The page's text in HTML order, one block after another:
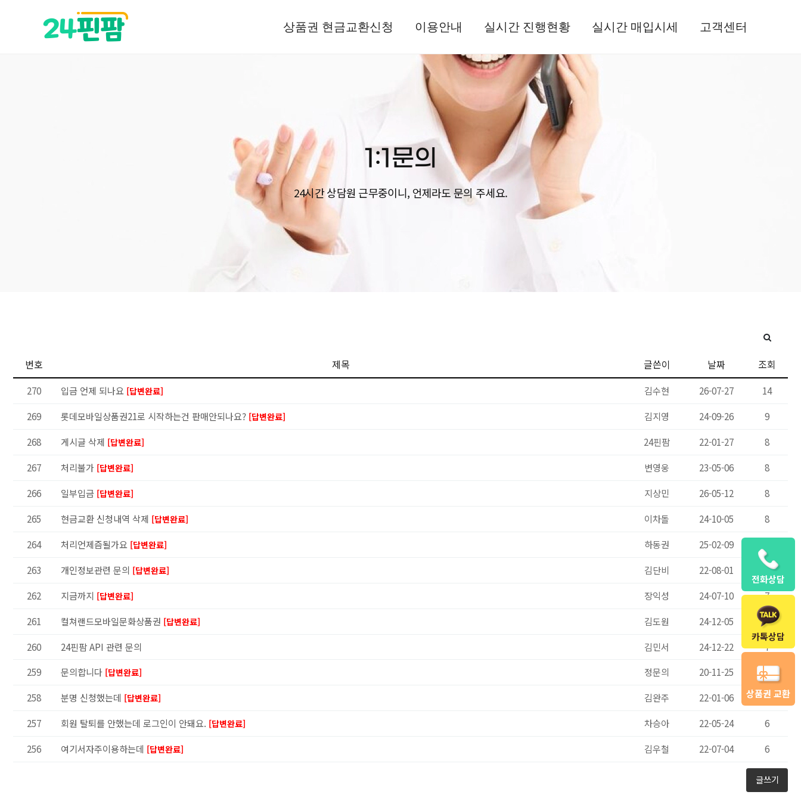
상품권 현금교환신청 이용안내 실시간 진행현황 실시간 매입시세 고객센터
전화상담
카톡상담
상품권 교환
1:1문의
24시간 상담원 근무중이니, 언제라도 문의 주세요.
번호 제목 글쓴이 날짜 조회
270 입금 언제 되나요 [답변완료] 김수현 26-07-27
14
269
롯데모바일상품권21로 시작하는건 판매안되나요? [답변완료] 김지영 24-09-26
9
268
게시글 삭제 [답변완료] 24핀팜 22-01-27
8
267
처리불가 [답변완료] 변영웅 23-05-06
8
266
일부입금 [답변완료] 지상민 26-05-12
8
265
현금교환 신청내역 삭제 [답변완료] 이차돌 24-10-05
8
264
처리언제즘될가요 [답변완료] 하동권 25-02-09
263
개인정보관련 문의 [답변완료] 김단비 22-08-01
7
262
지금까지 [답변완료] 장익성 24-07-10
7
261
컬쳐랜드모바일문화상품권 [답변완료] 김도원 24-12-05
7
260
24핀팜 API 관련 문의 김민서 24-12-22
7
259
문의합니다 [답변완료] 정문의 20-11-25
6
258
분명 신청했는데 [답변완료] 김완주 22-01-06
6
257
회원 탈퇴를 안했는데 로그인이 안돼요. [답변완료] 차승아 22-05-24
6
256
여기서자주이용하는데 [답변완료] 김우철 22-07-04 6
글쓰기